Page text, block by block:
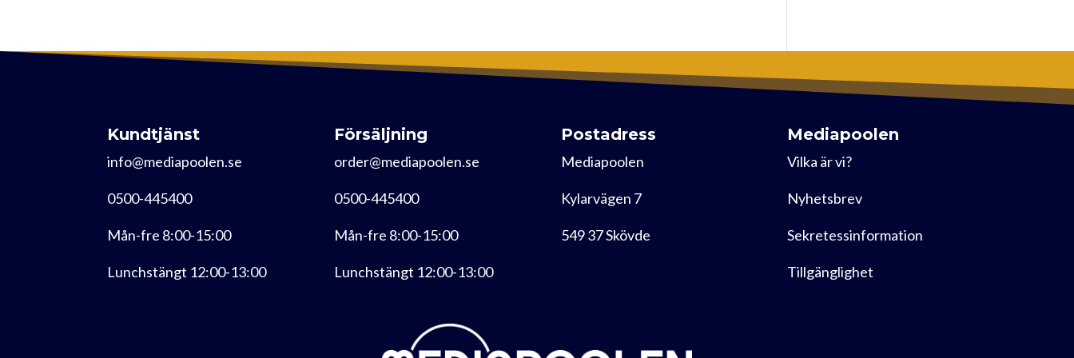
Kundtjänst
info@mediapoolen.se
0500-445400
Mån-fre 8:00-15:00
Lunchstängt 12:00-13:00
Försäljning
order@mediapoolen.se
0500-445400
Mån-fre 8:00-15:00
Lunchstängt 12:00-13:00
Postadress
Mediapoolen
Kylarvägen 7
549 37 Skövde
Mediapoolen
Vilka är vi?
Nyhetsbrev
Sekretessinformation
Tillgänglighet